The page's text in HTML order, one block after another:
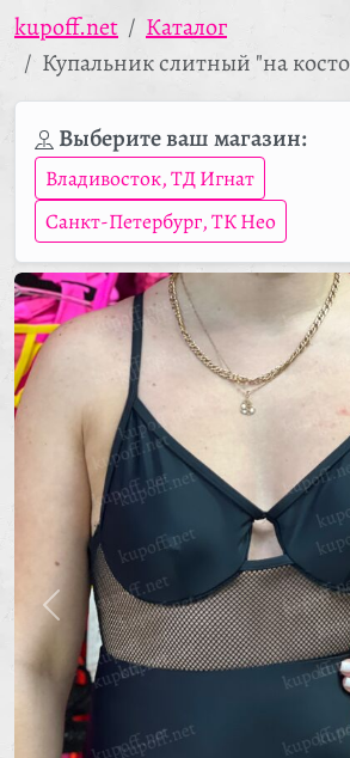
kupoff.net
Каталог
Купальник слитный "на
Выберите ваш магазин:
Владивосток, ТД Игнат
Санкт-Петербург, ТК Нео